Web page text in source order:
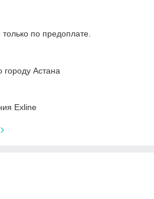
по предоплате.
городу Астана
Exline